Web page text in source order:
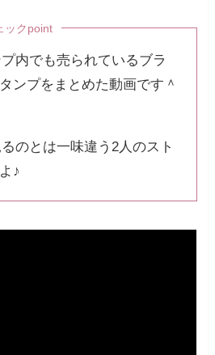
ックpoint
内でも売られているブラ
ンプをまとめた動画です＾
のとは一味違う2人のスト
♪